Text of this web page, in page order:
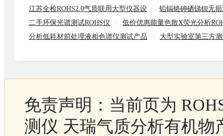
江苏全检ROHS2.0气质联用大型仪器设
铅镉铬砷硒锑钡无
二手环保光谱测试ROHS仪
低价优惠能量色散X荧光分析
分析低耗材前处理液相色谱仪测试产品
大型实验室第三方
免责声明：当前页为
测仪 天瑞气质分析有机